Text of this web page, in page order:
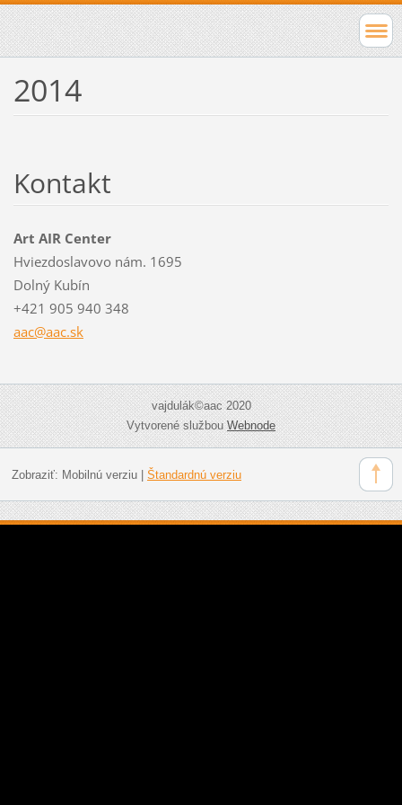
2014
Kontakt
Art AIR Center
Hviezdoslavovo nám. 1695
Dolný Kubín
+421 905 940 348
aac@aac.sk
vajdulák©aac 2020
Vytvorené službouWebnode
Zobraziť: Mobilnú verziu| Štandardnú verziu